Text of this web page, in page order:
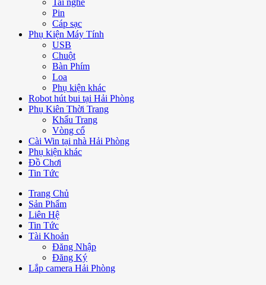
Tai nghe
Pin
Cáp sạc
Phụ Kiện Máy Tính
USB
Chuột
Bàn Phím
Loa
Phụ kiện khác
Robot hút bui tại Hải Phòng
Phụ Kiên Thời Trang
Khẩu Trang
Vòng cổ
Cài Win tại nhà Hải Phòng
Phụ kiện khác
Đồ Chơi
Tin Tức
Trang Chủ
Sản Phẩm
Liên Hệ
Tin Tức
Tài Khoản
Đăng Nhập
Đăng Ký
Lắp camera Hải Phòng